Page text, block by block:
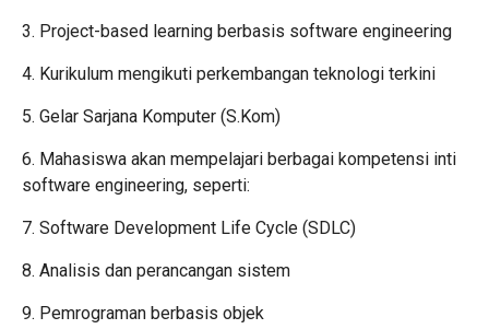
3. Project-based learning berbasis software engineering
4. Kurikulum mengikuti perkembangan teknologi terkini
5. Gelar Sarjana Komputer (S.Kom)
6. Mahasiswa akan mempelajari berbagai kompetensi inti
software engineering, seperti:
7. Software Development Life Cycle (SDLC)
8. Analisis dan perancangan sistem
9. Pemrograman berbasis objek